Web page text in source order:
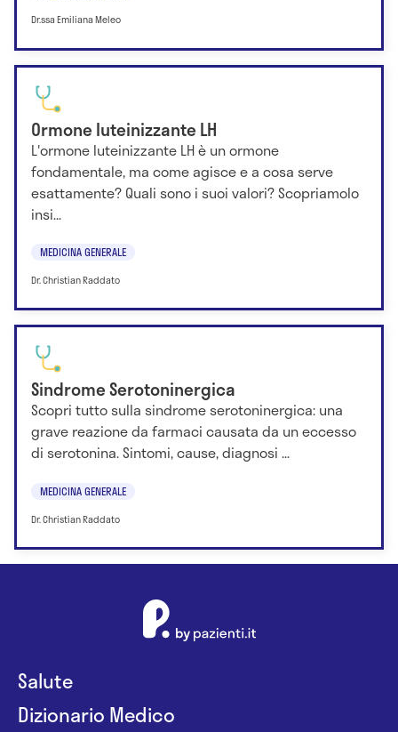
Dr.ssa Emiliana Meleo
Ormone luteinizzante LH
L'ormone luteinizzante LH è un ormone
fondamentale, ma come agisce e a cosa serve
esattamente? Quali sono i suoi valori? Scopriamolo
insi...
MEDICINA GENERALE
Dr. Christian Raddato
Sindrome Serotoninergica
Scopri tutto sulla sindrome serotoninergica: una
grave reazione da farmaci causata da un eccesso
di serotonina. Sintomi, cause, diagnosi ...
MEDICINA GENERALE
Dr. Christian Raddato
Salute
Dizionario Medico